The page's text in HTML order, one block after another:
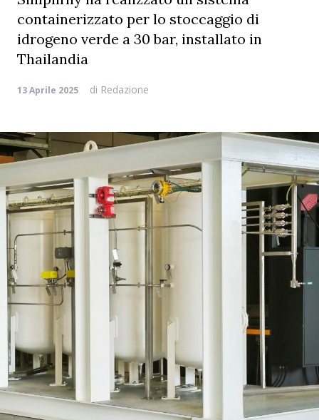
containerizzato per lo stoccaggio di
idrogeno verde a 30 bar, installato in
Thailandia
13 Aprile 2025 di Redazione